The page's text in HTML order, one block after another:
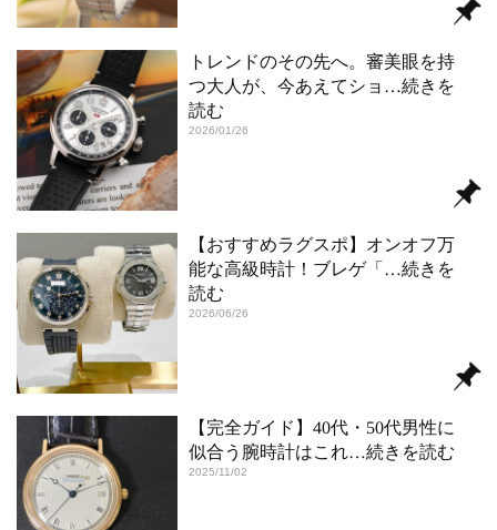
トレンドのその先へ。審美眼を持
つ大人が、今あえてショ …続きを
読む
2026/01/26
【おすすめラグスポ】オンオフ万
能な高級時計！ブレゲ「 …続きを
読む
2026/06/26
【完全ガイド】40代・50代男性に
似合う腕時計はこれ…続きを読む
2025/11/02